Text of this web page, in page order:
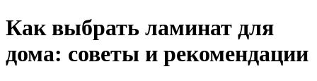
Как выбрать ламинат для
дома: советы и рекомендации